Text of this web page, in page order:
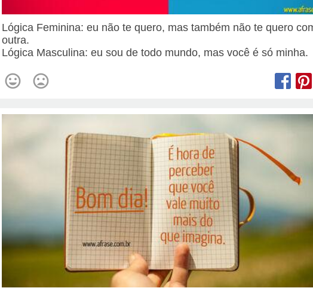
Lógica Feminina: eu não te quero, mas também não te quero
outra.
Lógica Masculina: eu sou de todo mundo, mas você é só minha.